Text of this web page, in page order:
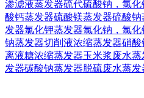
渗滤液蒸发器硫代硫酸钠，氯
酸钙蒸发器硫酸镁蒸发器硫酸钠
发器氯化钾蒸发器氯化钠，氯化
钠蒸发器切削液浓缩蒸发器硝酸
离液糖浓缩蒸发器玉米浆废水蒸
发器碳酸钠蒸发器脱硫废水蒸发